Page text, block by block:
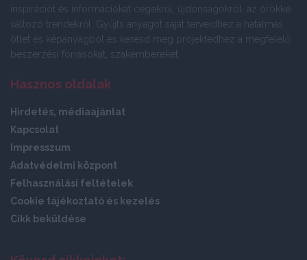
inspirációt és információkat cégekről, újdonságokról, az örökké
változó trendekről. Gyűjts anyagot saját terveidhez a hatalmas
ötlet és képanyagból és keresd meg projektedhez a megfelelő
beszerzési forrásokat, szakembereket.
Hasznos oldalak
Hirdetés, médiaajánlat
Kapcsolat
Impresszum
Adatvédelmi központ
Felhasználási feltételek
Cookie tájékoztató és kezelés
Cikk beküldése